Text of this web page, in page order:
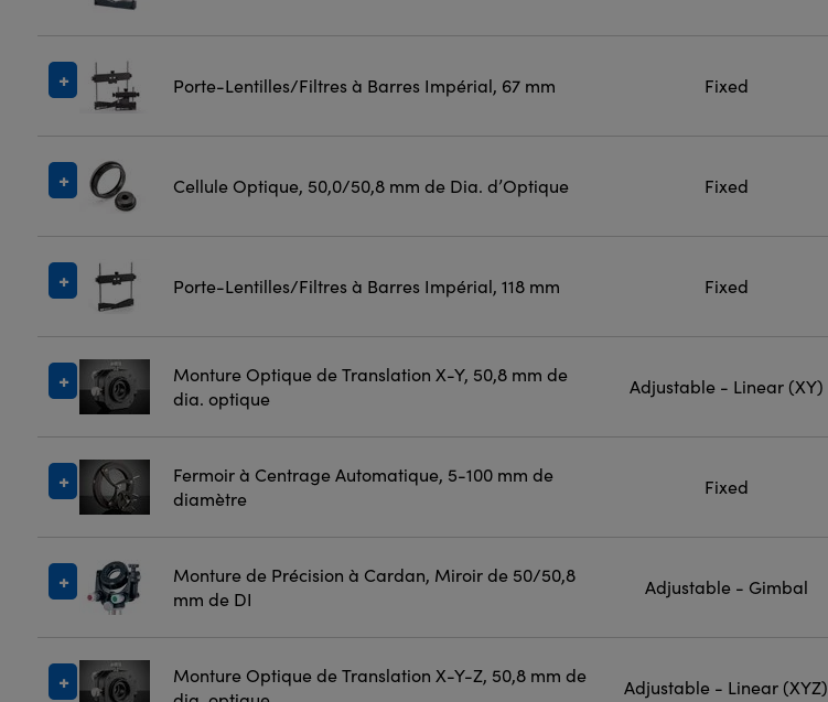
Porte-Lentilles/Filtres à Barres Impérial, 67 mm Fixed
Cellule Optique, 50,0/50,8 mm de Dia. d’Optique Fixed
Porte-Lentilles/Filtres à Barres Impérial, 118 mm Fixed
Monture Optique de Translation X-Y, 50,8 mm de
dia. optique
Adjustable - Linear (XY)
Fermoir à Centrage Automatique, 5-100 mm de
diamètre
Fixed
Monture de Précision à Cardan, Miroir de 50/50,8
mm de DI
Adjustable - Gimbal
Monture Optique de Translation X-Y-Z, 50,8 mm de
Adjustable - Linear (XYZ)